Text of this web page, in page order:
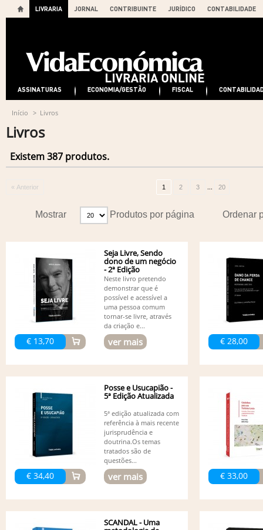
LIVRARIA JORNAL CONTRIBUINTE JURÍDICO CONTABILIDADE
ASSINATURAS ECONOMIA/GESTÃO FISCAL
Início > Livros
Livros
Existem 387 produtos.
« Anterior 1 2 3 ... 20
Ordenar
Mostrar Produtos por página
€ 13,70
Seja Livre, Sendo
dono de um negócio
- 2ª Edição
Neste livro pretendo
demonstrar que é
possível e acessível a
uma pessoa comum
tornar-se livre, através
da criação e...
ver mais € 28,00
€ 34,40
Posse e Usucapião -
5ª Edição Atualizada
5ª edição atualizada com
referência à mais recente
jurisprudência e
doutrina.Os temas
tratados são de
questões...
ver mais € 33,00
SCANDAL - Uma